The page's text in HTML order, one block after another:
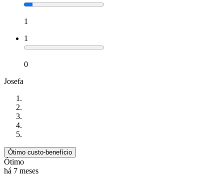
1
1
0
Josefa
Ótimo custo-benefício
Ótimo
há 7 meses